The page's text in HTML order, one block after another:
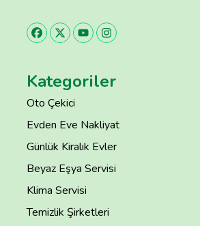
Kategoriler
Oto Çekici
Evden Eve Nakliyat
Günlük Kiralık Evler
Beyaz Eşya Servisi
Klima Servisi
Temizlik Şirketleri